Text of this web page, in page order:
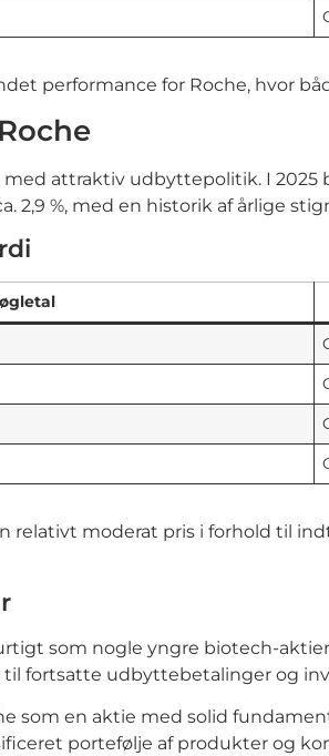
performance for Roche, hvor
attraktiv udbyttepolitik. I 2025
2,9 %, med en historik af årlige
moderat pris i forhold til
som nogle yngre biotech-
til fortsatte udbyttebetalinger og
som en aktie med solid
portefølje af produkter og